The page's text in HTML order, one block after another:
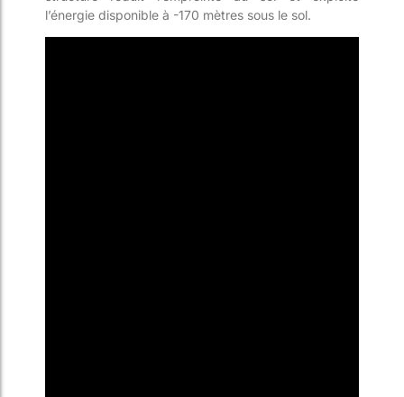
l’énergie disponible à -170 mètres sous le sol.